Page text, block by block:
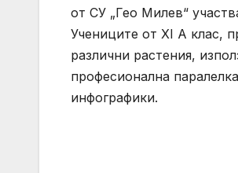
от СУ „Гео Милев“
Учениците от XI А клас,
различни растения,
професионална
инфографики.